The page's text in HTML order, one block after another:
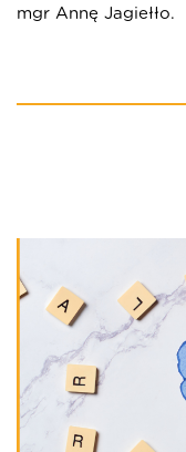
mgr Annę Jagiełło.